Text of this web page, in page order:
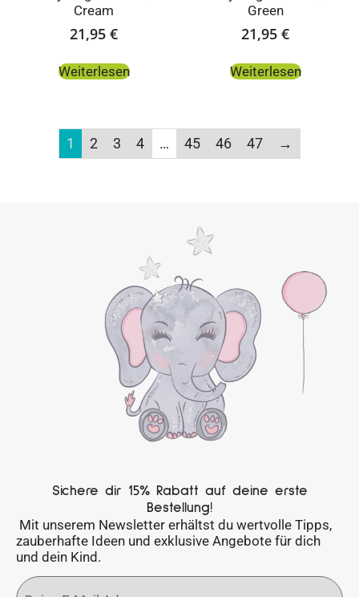
Cream
21,95 €
Weiterlesen
Green
21,95 €
Weiterlesen
1 2 3 4 … 45 46 47 →
Sichere dir 15% Rabatt auf deine erste
Bestellung!
Mit unserem Newsletter erhältst du wertvolle Tipps,
zauberhafte Ideen und exklusive Angebote für dich
und dein Kind.